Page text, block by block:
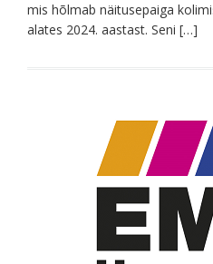
mis hõlmab näitusepaiga
alates 2024. aastast. Seni […]